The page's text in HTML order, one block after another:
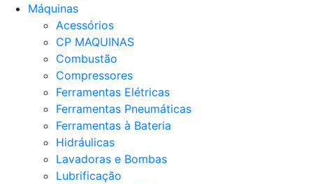
Máquinas
Acessórios
CP MAQUINAS
Combustão
Compressores
Ferramentas Elétricas
Ferramentas Pneumáticas
Ferramentas à Bateria
Hidráulicas
Lavadoras e Bombas
Lubrificação